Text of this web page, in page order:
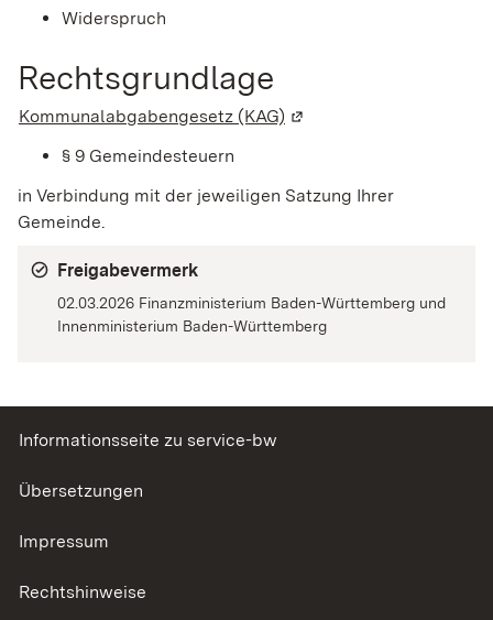
Widerspruch
Rechtsgrundlage
Kommunalabgabengesetz (KAG) (Wird in einem neuen
§ 9 Gemeindesteuern
in Verbindung mit der jeweiligen Satzung Ihrer
Gemeinde.
Freigabevermerk
02.03.2026 Finanzministerium Baden-Württemberg und
Innenministerium Baden-Württemberg
Informationsseite zu service-bw
Übersetzungen
Impressum
Rechtshinweise